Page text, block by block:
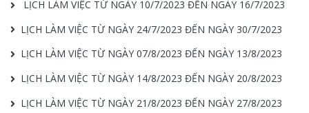
LỊCH LÀM VIỆC TỪ NGÀY 10/7/2023 ĐẾN NGÀY 16/7/2023
LỊCH LÀM VIỆC TỪ NGÀY 24/7/2023 ĐẾN NGÀY 30/7/2023
LỊCH LÀM VIỆC TỪ NGÀY 07/8/2023 ĐẾN NGÀY 13/8/2023
LỊCH LÀM VIỆC TỪ NGÀY 14/8/2023 ĐẾN NGÀY 20/8/2023
LỊCH LÀM VIỆC TỪ NGÀY 21/8/2023 ĐẾN NGÀY 27/8/2023